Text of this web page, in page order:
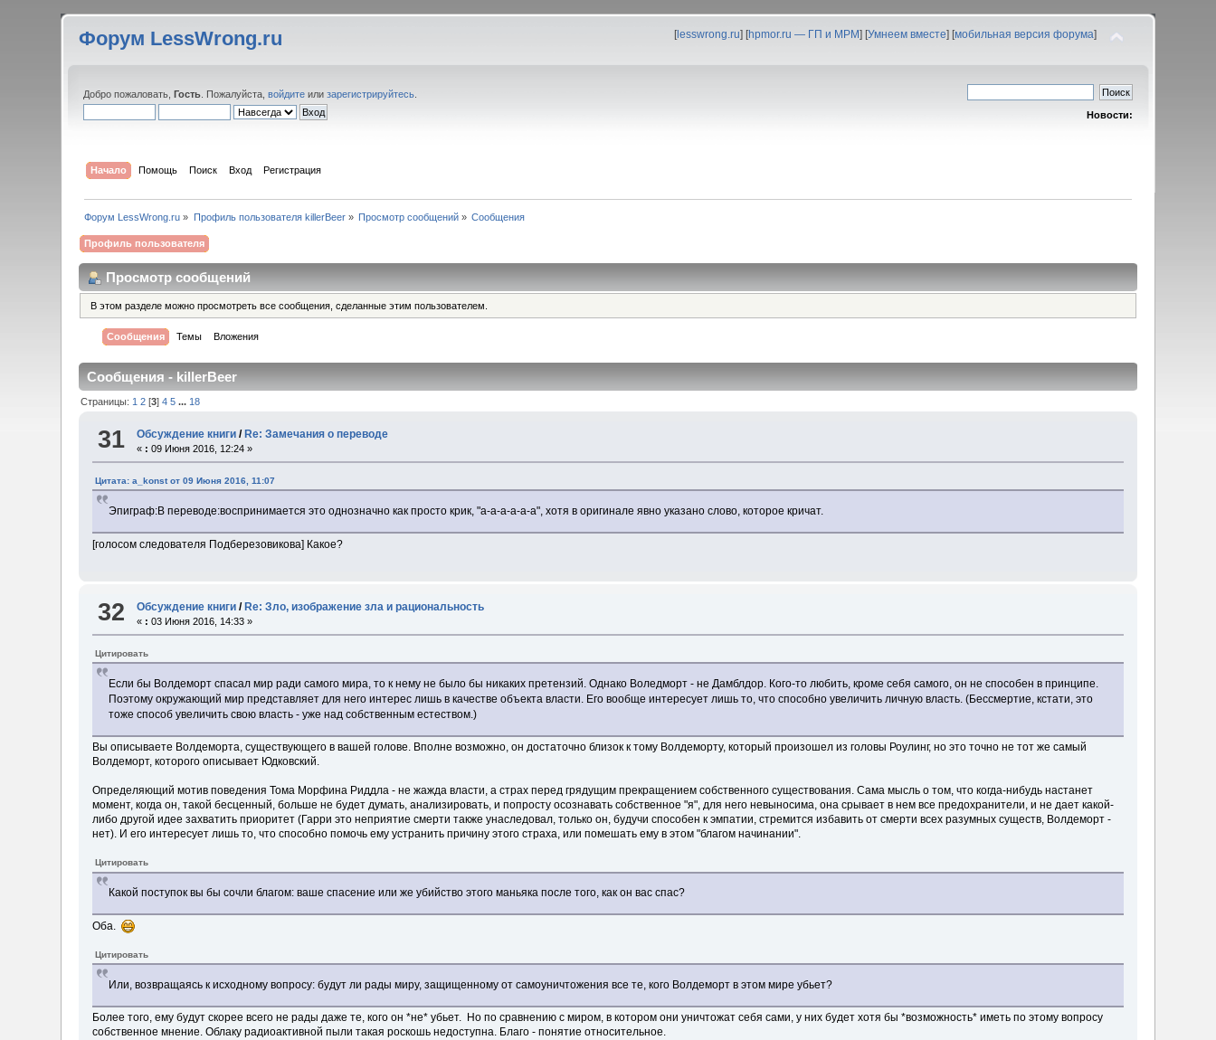
Форум LessWrong.ru [lesswrong.ru] [hpmor.ru — ГП и МРМ] [Умнеем вместе] [мобильная версия форума]
Добро пожаловать,Гость . Пожалуйста,войдите илизарегистрируйтесь
Новости:
Начало Помощь Поиск Вход Регистрация
Форум LessWrong.ru » Профиль пользователя killerBeer» Просмотр сообщений » Сообщения
Профиль пользователя
Просмотр сообщений
В этом разделе можно просмотреть все сообщения, сделанные этим пользователем.
Сообщения Темы Вложения
Сообщения - killerBeer
Страницы: 1 2 [3]4 5 ... 18
31 Обсуждение книги / Re: Замечания о переводе
« : 09 Июня 2016, 12:24 »
Цитата: a_konst от 09 Июня 2016, 11:07
Эпиграф:В переводе:воспринимается это однозначно как просто крик, "а-а-а-а-а-а", хотя в оригинале явно указано слово, которое кричат.
[голосом следователя Подберезовикова] Какое?
32 Обсуждение книги / Re: Зло, изображение зла и рациональность
« : 03 Июня 2016, 14:33 »
Цитировать
Если бы Волдеморт спасал мир ради самого мира, то к нему не было бы никаких претензий. Однако Воледморт - не Дамблдор. Кого-то любить, кроме себя самого, он не способен в принципе.
Поэтому окружающий мир представляет для него интерес лишь в качестве объекта власти. Его вообще интересует лишь то, что способно увеличить личную власть. (Бессмертие, кстати, это
тоже способ увеличить свою власть - уже над собственным естеством.)
Вы описываете Волдеморта, существующего в вашей голове. Вполне возможно, он достаточно близок к тому Волдеморту, который произошел из головы Роулинг, но это точно не тот же самый
Волдеморт, которого описывает Юдковский.
Определяющий мотив поведения Тома Морфина Риддла - не жажда власти, а страх перед грядущим прекращением собственного существования. Сама мысль о том, что когда-нибудь настанет
момент, когда он, такой бесценный, больше не будет думать, анализировать, и попросту осознавать собственное "я", для него невыносима, она срывает в нем все предохранители, и не дает какой-
либо другой идее захватить приоритет (Гарри это неприятие смерти также унаследовал, только он, будучи способен к эмпатии, стремится избавить от смерти всех разумных существ, Волдеморт -
нет). И его интересует лишь то, что способно помочь ему устранить причину этого страха, или помешать ему в этом "благом начинании".
Цитировать
Какой поступок вы бы сочли благом: ваше спасение или же убийство этого маньяка после того, как он вас спас?
Оба.
Цитировать
Или, возвращаясь к исходному вопросу: будут ли рады миру, защищенному от самоуничтожения все те, кого Волдеморт в этом мире убьет?
Более того, ему будут скорее всего не рады даже те, кого он *не* убьет. Но по сравнению с миром, в котором они уничтожат себя сами, у них будет хотя бы *возможность* иметь по этому вопросу
собственное мнение. Облаку радиоактивной пыли такая роскошь недоступна. Благо - понятие относительное.